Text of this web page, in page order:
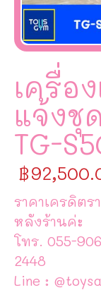
เครื่อ
แจ้งชุ
TG-
฿
ราคาเครดิต
หลังร้านค่ะ
โทร. 055-
2448
Line :